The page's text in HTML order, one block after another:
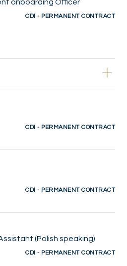
onboarding Officer
CDI - PERMANENT CONTRACT
CDI - PERMANENT CONTRACT
CDI - PERMANENT CONTRACT
(Polish speaking)
CDI - PERMANENT CONTRACT